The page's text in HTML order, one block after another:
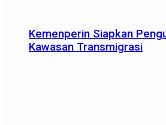
Kemenperin Siapkan
Kawasan Transmigrasi